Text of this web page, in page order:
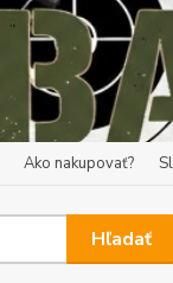
Ako nakupovať?
Hľadať